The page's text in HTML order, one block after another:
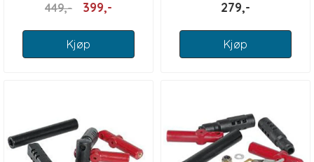
449,- 399,-
Kjøp
279,-
Kjøp